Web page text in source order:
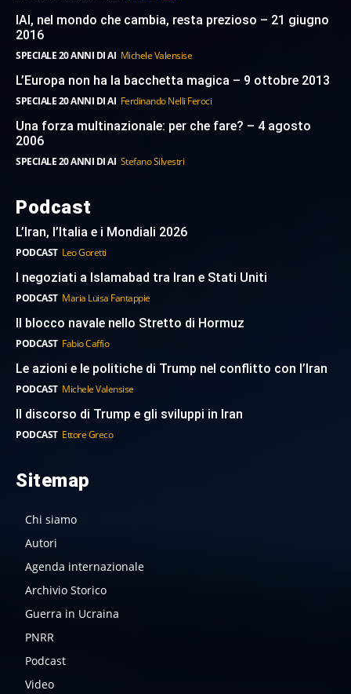
IAI, nel mondo che cambia, resta prezioso – 21 giugno
2016
SPECIALE 20 ANNI DI AI Michele Valensise
L’Europa non ha la bacchetta magica – 9 ottobre 2013
SPECIALE 20 ANNI DI AI Ferdinando Nelli Feroci
Una forza multinazionale: per che fare? – 4 agosto
2006
SPECIALE 20 ANNI DI AI Stefano Silvestri
Podcast
L’Iran, l’Italia e i Mondiali 2026
PODCAST Leo Goretti
I negoziati a Islamabad tra Iran e Stati Uniti
PODCAST Maria Luisa Fantappie
Il blocco navale nello Stretto di Hormuz
PODCAST Fabio Caffio
Le azioni e le politiche di Trump nel conflitto con l’Iran
PODCAST Michele Valensise
Il discorso di Trump e gli sviluppi in Iran
PODCAST Ettore Greco
Sitemap
Chi siamo
Autori
Agenda internazionale
Archivio Storico
Guerra in Ucraina
PNRR
Podcast
Video